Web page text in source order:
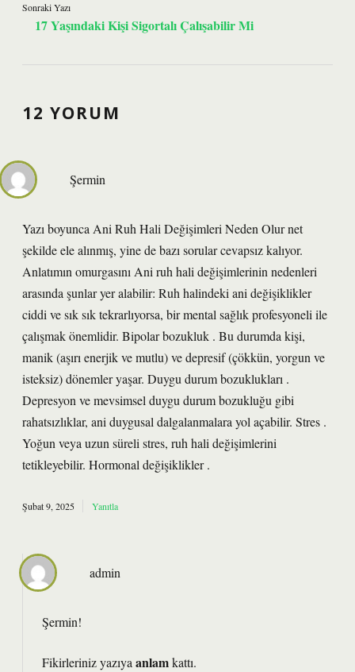
Sonraki Yazı
17 Yaşındaki Kişi Sigortalı Çalışabilir Mi
12 YORUM
Şermin
Yazı boyunca Ani Ruh Hali Değişimleri Neden Olur net
şekilde ele alınmış, yine de bazı sorular cevapsız kalıyor.
Anlatımın omurgasını Ani ruh hali değişimlerinin nedenleri
arasında şunlar yer alabilir: Ruh halindeki ani değişiklikler
ciddi ve sık sık tekrarlıyorsa, bir mental sağlık profesyoneli ile
çalışmak önemlidir. Bipolar bozukluk . Bu durumda kişi,
manik (aşırı enerjik ve mutlu) ve depresif (çökkün, yorgun ve
isteksiz) dönemler yaşar. Duygu durum bozuklukları .
Depresyon ve mevsimsel duygu durum bozukluğu gibi
rahatsızlıklar, ani duygusal dalgalanmalara yol açabilir. Stres .
Yoğun veya uzun süreli stres, ruh hali değişimlerini
tetikleyebilir. Hormonal değişiklikler .
Şubat 9, 2025 Yanıtla
admin
Şermin!
Fikirleriniz yazıya anlamkattı.